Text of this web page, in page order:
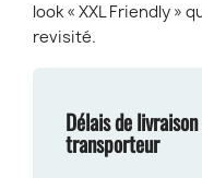
look « XXL Friendly »
revisité.
Délais de
transporteur